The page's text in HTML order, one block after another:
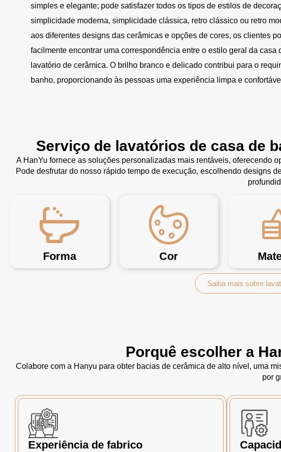
simples e elegante; pode satisfazer todos os tipos de estilos de
simplicidade moderna, simplicidade clássica, retro clássico ou retro
aos diferentes designs das cerâmicas e opções de cores, os clientes
facilmente encontrar uma correspondência entre o estilo geral da casa
lavatório de cerâmica. O brilho branco e delicado contribui para o
banho, proporcionando às pessoas uma experiência limpa e
Serviço de lavatórios de casa de
A HanYu fornece as soluções personalizadas mais rentáveis, oferecendo
Pode desfrutar do nosso rápido tempo de execução, escolhendo designs
Forma Cor
Saiba mais sobre
Porquê escolher a
Colabore com a Hanyu para obter bacias de cerâmica de alto nível, uma
por
Experiência de fabrico